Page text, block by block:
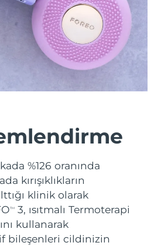
%126 oranında
kırışıklıkların
klinik olarak
TM
3, ısıtmalı Termoterapi
kullanarak
bileşenleri cildinizin